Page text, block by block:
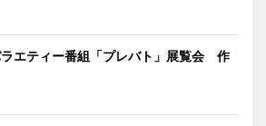
エティー番組「プレバト」展覧会 作